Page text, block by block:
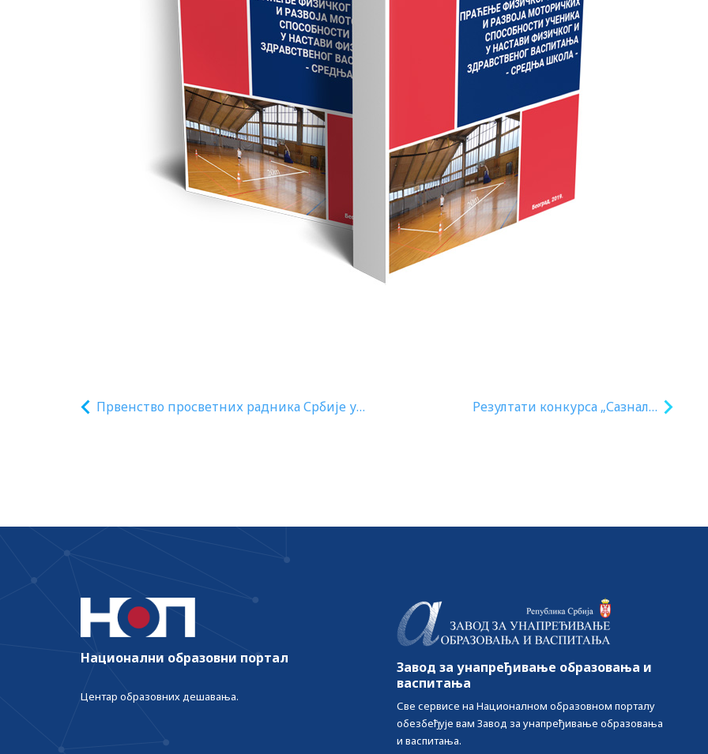
Првенство просветних радника Србије у
Резултати конкурса „Сазнали
Национални образовни портал
Центар образовних дешавања.
Завод за унапређивање образовања и
васпитања
Све сервисе на Националном образовном порталу
обезбеђује вам Завод за унапређивање образовања
и васпитања.